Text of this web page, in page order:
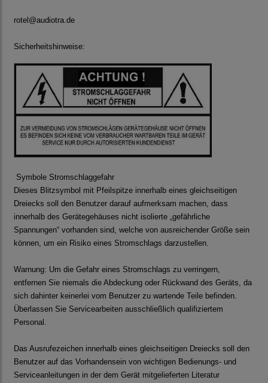
rotel@audiotra.de
Sicherheitshinweise:
Symbole Stromschlaggefahr
Dieses Blitzsymbol mit Pfeilspitze innerhalb eines gleichseitigen
Dreiecks soll den Benutzer darauf aufmerksam machen, dass
innerhalb des Gerätegehäuses nicht isolierte „gefährliche
Spannungen“ vorhanden sind, welche von ausreichender Größe sein
können, um ein Risiko eines Stromschlags darzustellen.
Warnung: Um die Gefahr eines Stromschlags zu verringern,
entfernen Sie niemals die Abdeckung oder Rückwand des Geräts, da
sich dahinter keinerlei vom Benutzer zu wartende Teile befinden.
Überlassen Sie Servicearbeiten ausschließlich qualifiziertem
Personal.
Das Ausrufezeichen innerhalb eines gleichseitigen Dreiecks soll den
Benutzer auf das Vorhandensein von wichtigen Bedienungs- und
Serviceanleitungen in der dem Gerät mitgelieferten Literatur